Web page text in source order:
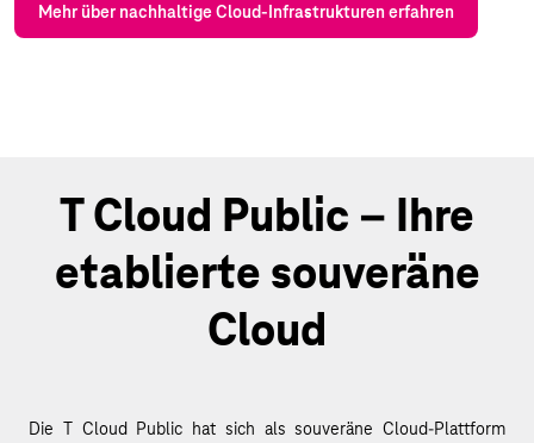
Mehr über nachhaltige Cloud-Infrastrukturen erfahren
T Cloud Public – Ihre
etablierte souveräne
Cloud
Die T Cloud Public hat sich als souveräne Cloud-Plattform